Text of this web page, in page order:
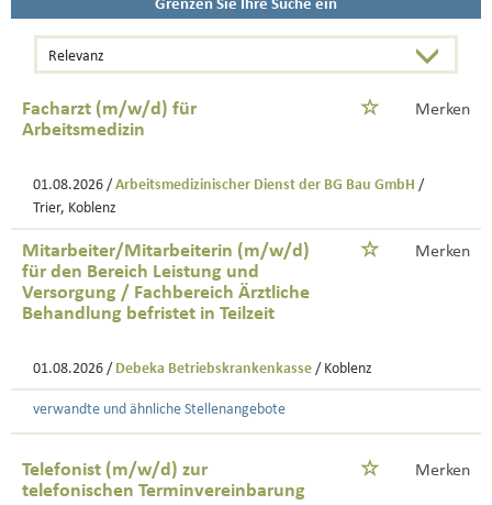
Grenzen Sie Ihre Suche ein
Facharzt (m/w/d) für
Arbeitsmedizin
Merken
01.08.2026 / Arbeitsmedizinischer Dienst der BG Bau GmbH /
Trier, Koblenz
Mitarbeiter/Mitarbeiterin (m/w/d)
für den Bereich Leistung und
Versorgung / Fachbereich Ärztliche
Behandlung befristet in Teilzeit
Merken
01.08.2026 / Debeka Betriebskrankenkasse / Koblenz
verwandte und ähnliche Stellenangebote
Telefonist (m/w/d) zur
telefonischen Terminvereinbarung
Merken